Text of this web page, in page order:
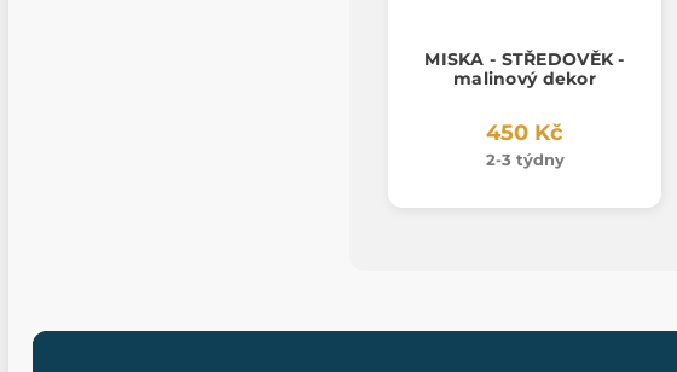
MISKA - STŘEDOVĚK -
malinový dekor
450 Kč
2-3 týdny